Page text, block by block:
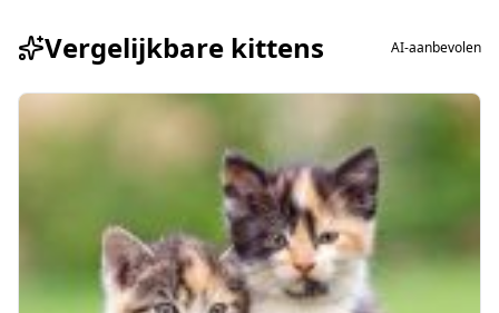
Vergelijkbare kittens AI-aanbevolen